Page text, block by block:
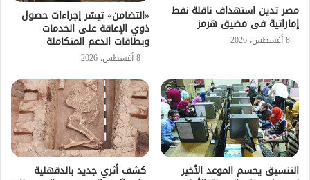
مصر تدين استهداف ناقلة نفط
إماراتية فى مضيق هرمز
8 أغسطس، 2026
«التضامن» تيسّر إجراءات حصول
ذوي الإعاقة على الخدمات
وبطاقات الدعم المتكاملة
8 أغسطس، 2026
التنسيق يحسم الموعد الأخير كشف أثري جديد بالدقهلية